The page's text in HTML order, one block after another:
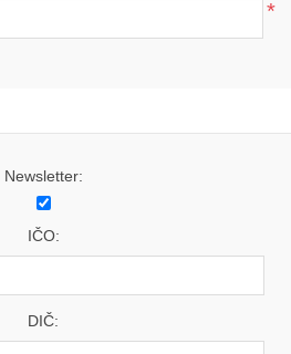
*
Newsletter:
IČO:
DIČ: